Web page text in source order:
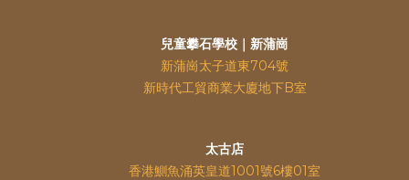
兒童攀石學校｜新蒲崗
新蒲崗太子道東704號
新時代工貿商業大廈地下B室
太古店
香港鰂魚涌英皇道1001號6樓01室